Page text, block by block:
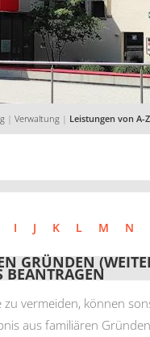
| Verwaltung | Leistungen von A-Z
I J K L M N
GRÜNDEN
BEANTRAGEN
vermeiden, können
aus familiären Gründen